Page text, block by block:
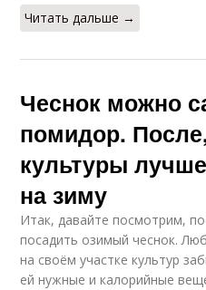
Читать дальше →
Чеснок можно
помидор.
культуры
на зиму
Итак, давайте посмотрим,
посадить озимый чеснок.
на своём участке культур
ей нужные и калорийные